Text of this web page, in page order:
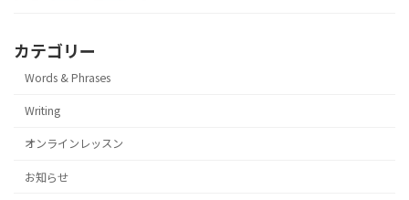
カテゴリー
Words & Phrases
Writing
オンラインレッスン
お知らせ